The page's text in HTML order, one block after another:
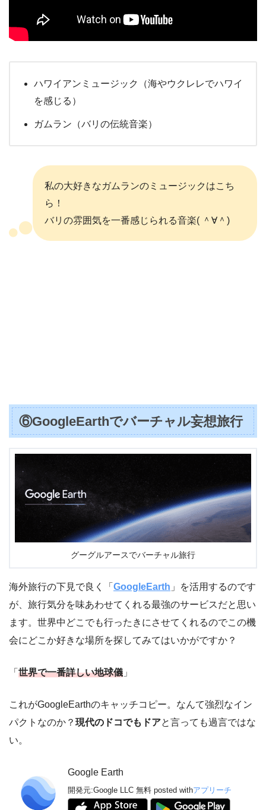
ハワイアンミュージック（海やウクレレでハワイ
を感じる）
ガムラン（バリの伝統音楽）
私の大好きなガムランのミュージックはこち
ら！
バリの雰囲気を一番感じられる音楽( ＾∀＾)
⑥GoogleEarthでバーチャル妄想旅行
グーグルアースでバーチャル旅行
海外旅行の下見で良く「 GoogleEarth 」を活用するのです
が、旅行気分を味あわせてくれる最強のサービスだと思い
ます。世界中どこでも行ったきにさせてくれるのでこの機
会にどこか好きな場所を探してみてはいかがですか？
「 世界で一番詳しい地球儀 」
これがGoogleEarthのキャッチコピー。なんて強烈なイン
パクトなのか？ 現代のドコでもドアと言っても過言ではな
い。
Google Earth
開発元:Google LLC 無料 posted withアプリーチ